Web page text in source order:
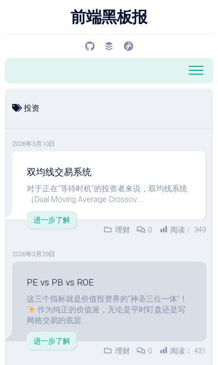
前端黑板报
投资
2026年5月10日
双均线交易系统
对于正在“等待时机”的投资者来说，双均线系统
（Dual Moving Average Crossov...
进一步了解
理财
0 阅读： 349
2026年3月29日
PE vs PB vs ROE
这三个指标就是价值投资界的“神圣三位一体”！
作为纯正的价值派，无论是平时盯盘还是写
网格交易的底层...
进一步了解
理财
0 阅读： 431